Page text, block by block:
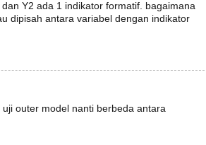
Y2 ada 1 indikator formatif. bagaimana
dipisah antara variabel dengan indikator
outer model nanti berbeda antara